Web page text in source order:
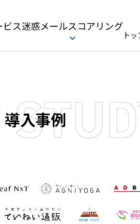
ス迷惑メールスコアリング
トッ
導入事例